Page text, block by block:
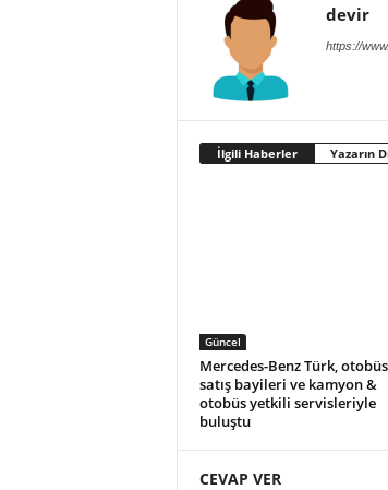
devir
https://
İlgili Haberler Yazarın
Güncel
Mercedes-Benz Türk, otobüs
satış bayileri ve kamyon &
otobüs yetkili servisleriyle
buluştu
CEVAP VER